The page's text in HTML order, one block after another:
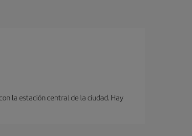
la estación central de la ciudad. Hay